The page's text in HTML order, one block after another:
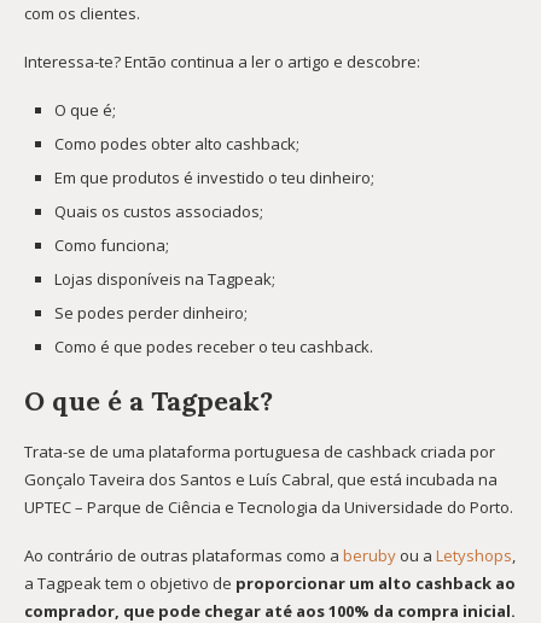
com os clientes.
Interessa-te? Então continua a ler o artigo e descobre:
O que é;
Como podes obter alto cashback;
Em que produtos é investido o teu dinheiro;
Quais os custos associados;
Como funciona;
Lojas disponíveis na Tagpeak;
Se podes perder dinheiro;
Como é que podes receber o teu cashback.
O que é a Tagpeak?
Trata-se de uma plataforma portuguesa de cashback criada por
Gonçalo Taveira dos Santos e Luís Cabral, que está incubada na
UPTEC – Parque de Ciência e Tecnologia da Universidade do Porto.
Ao contrário de outras plataformas como a beruby ou a Letyshops
a Tagpeak tem o objetivo de proporcionar um alto cashback ao
comprador, que pode chegar até aos 100% da compra inicial.